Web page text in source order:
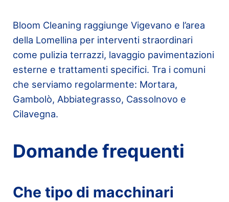
Bloom Cleaning raggiunge Vigevano e l’area
della Lomellina per interventi straordinari
come pulizia terrazzi, lavaggio pavimentazioni
esterne e trattamenti specifici. Tra i comuni
che serviamo regolarmente: Mortara,
Gambolò, Abbiategrasso, Cassolnovo e
Cilavegna.
Domande frequenti
Che tipo di macchinari